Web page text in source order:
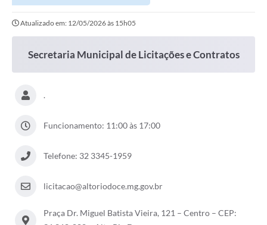
Atualizado em: 12/05/2026 às 15h05
Secretaria Municipal de Licitações e Contratos
.
Funcionamento: 11:00 às 17:00
Telefone: 32 3345-1959
licitacao@altoriodoce.mg.gov.br
Praça Dr. Miguel Batista Vieira, 121 – Centro – CEP: